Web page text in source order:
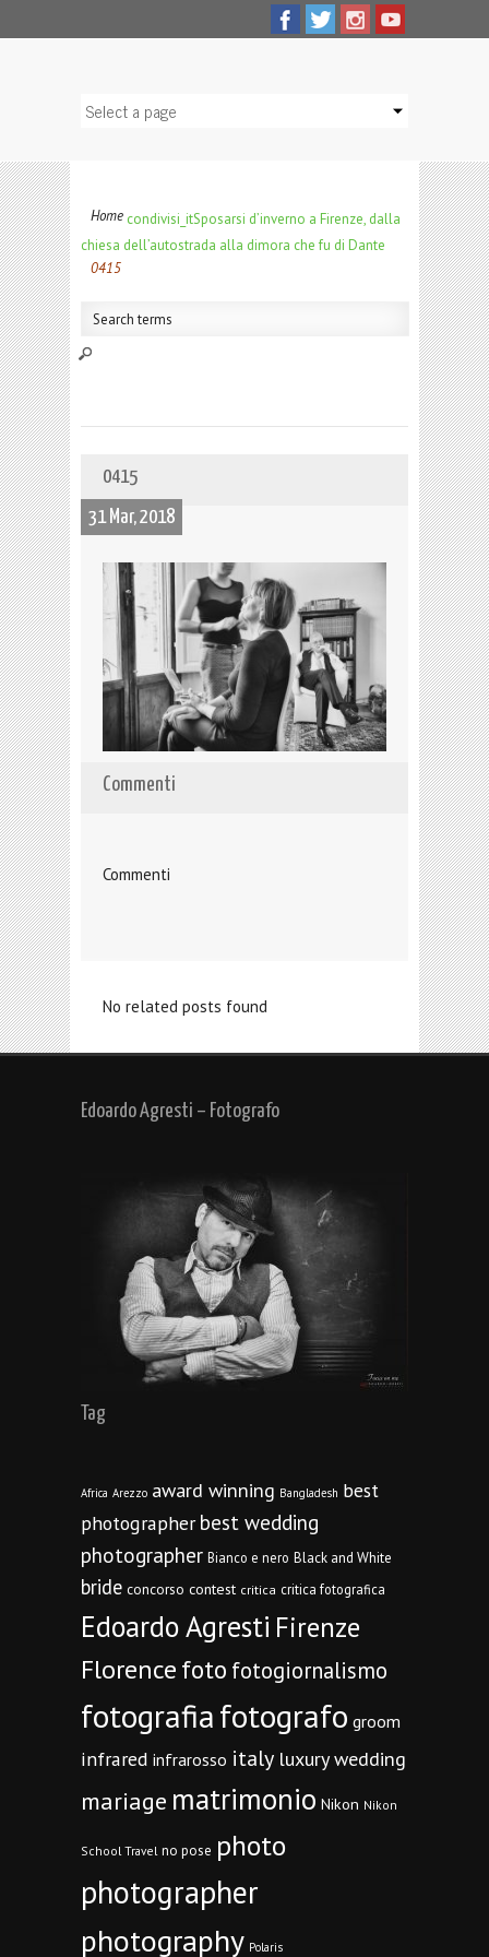
Home condivisi_itSposarsi d’inverno a Firenze, dalla
chiesa dell’autostrada alla dimora che fu di Dante
0415
0415
31 Mar, 2018
Commenti
Commenti
No related posts found
Edoardo Agresti – Fotografo
Tag
Africa Arezzo award winning Bangladesh best
photographer best wedding
photographer Bianco e nero Black and White
bride concorso contest critica critica fotografica
Edoardo Agresti Firenze
Florencefoto fotogiornalismo
fotografiafotografo groom
infrared infrarosso italy luxury wedding
mariage matrimonio Nikon Nikon
School Travel no pose photo
photographer
photography Polaris